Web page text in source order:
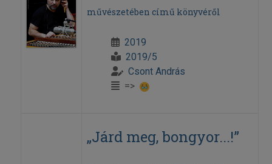
művészetében című könyvéről
2019
2019/5
Csont András
=>
„Járd meg, bongyor...!”